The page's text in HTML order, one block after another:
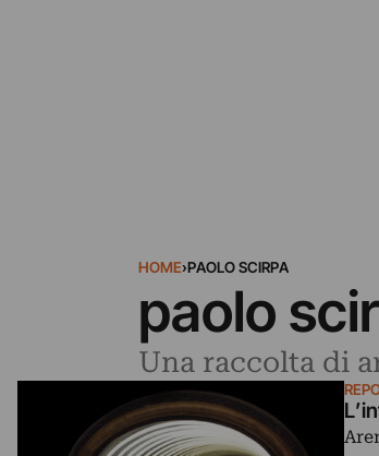
HOME›PAOLO SCIRPA
paolo
Una raccolta di